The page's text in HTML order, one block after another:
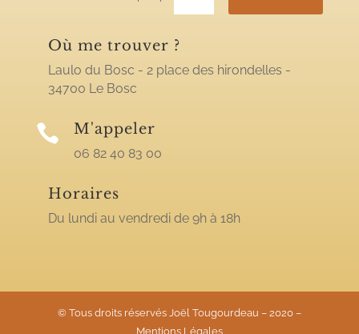
Où me trouver ?
Laulo du Bosc - 2 place des hirondelles -
34700 Le Bosc
 M'appeler
06 82 40 83 00
Horaires
Du lundi au vendredi de 9h à 18h
© Tous droits réservés Joël Tougourdeau – 2020 –
Mentions Légales